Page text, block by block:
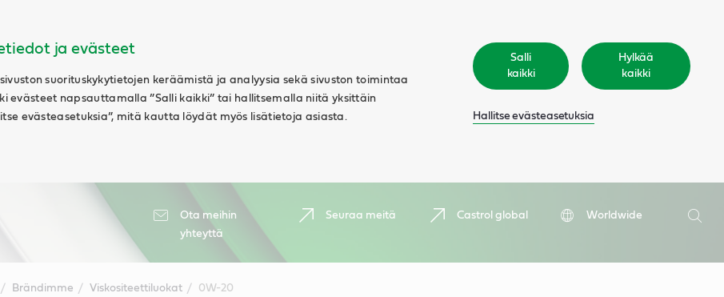
ja evästeet
suorituskykytietojen keräämistä ja analyysia sekä sivuston toimintaa
evästeet napsauttamalla ”Salli kaikki” tai hallitsemalla niitä yksittäin
evästeasetuksia”, mitä kautta löydät myös lisätietoja asiasta.
Salli
kaikki
Hylkää
kaikki
Hallitse evästeasetuksia
Ota meihin
yhteyttä
Seuraa meitä Castrol global
Worldwide
Hae
Brändimme Viskositeettiluokat 0W-20